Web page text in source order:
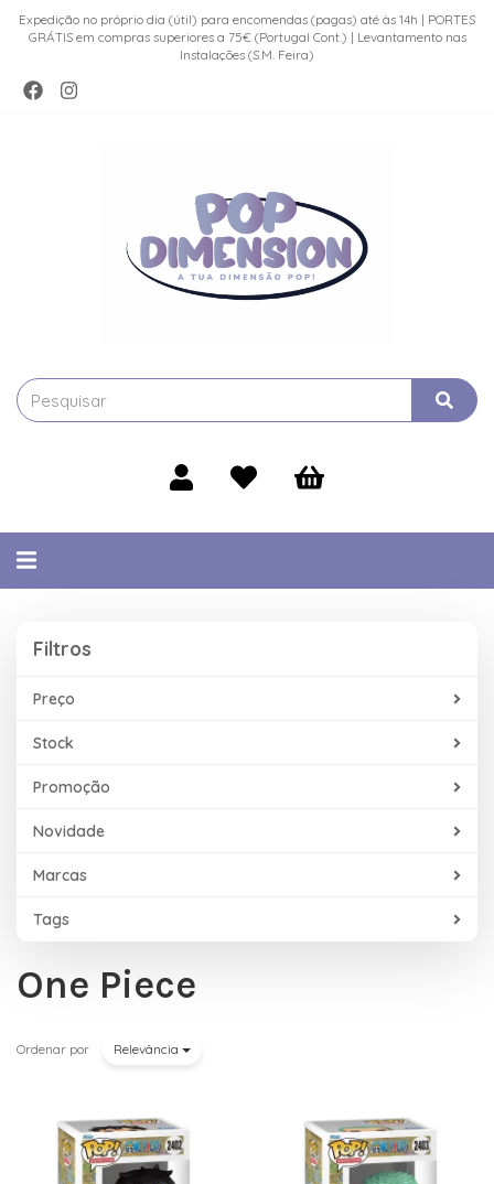
Expedição no próprio dia (útil) para encomendas (pagas) até às 14h | PORTES
GRÁTIS em compras superiores a 75€ (Portugal Cont.) | Levantamento nas
Instalações (S.M. Feira)
Alternar
Filtros
Preço
Stock
Promoção
Novidade
Marcas
Tags
One Piece
Ordenar por Relevância